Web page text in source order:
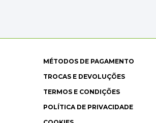
MÉTODOS DE PAGAMENTO
TROCAS E DEVOLUÇÕES
TERMOS E CONDIÇÕES
POLÍTICA DE PRIVACIDADE